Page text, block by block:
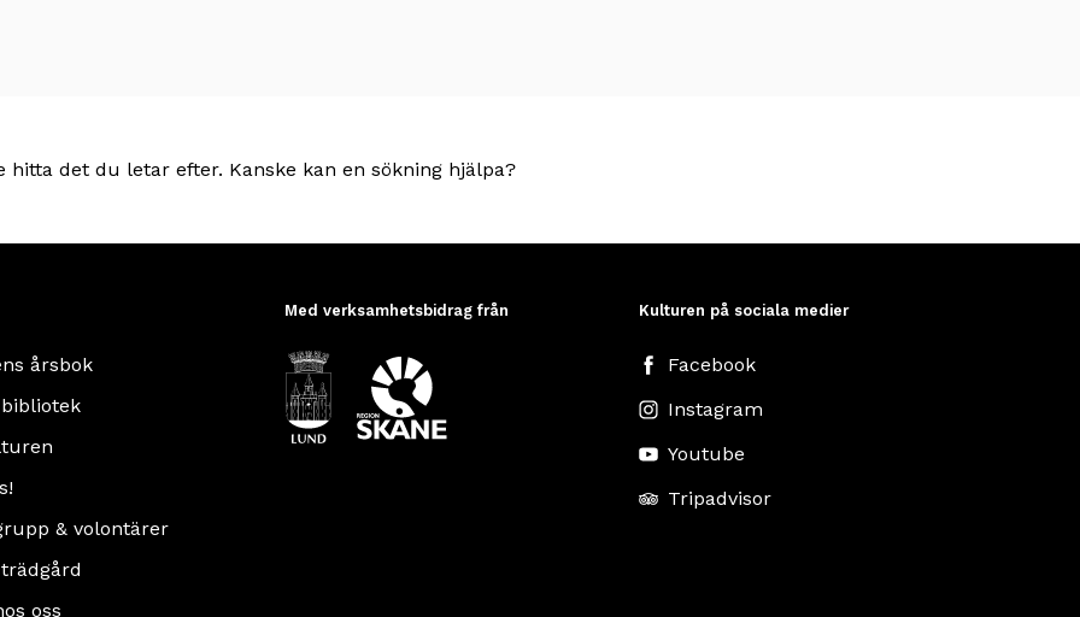
hitta det du letar efter. Kanske kan en sökning hjälpa?
årsbok
& volontärer
oss
Med verksamhetsbidrag från Kulturen på sociala medier
Facebook
Instagram
Youtube
Tripadvisor